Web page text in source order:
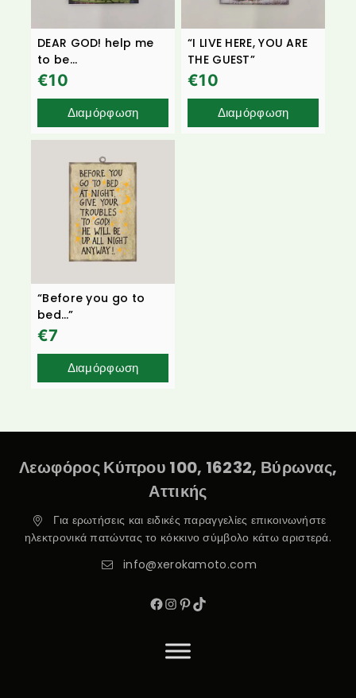
DEAR GOD! help me
to be…
€10
Διαμόρφωση
“I LIVE HERE, YOU ARE
THE GUEST”
€10
Διαμόρφωση
“Before you go to
bed…”
€7
Διαμόρφωση
Λεωφόρος Κύπρου 100, 16232, Βύρωνας,
Αττικής
Για ερωτήσεις και ειδικές παραγγελίες επικοινωνήστε
ηλεκτρονικά πατώντας το κόκκινο σύμβολο κάτω αριστερά.
info@xerokamoto.com